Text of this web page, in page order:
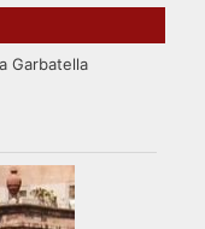
Garbatella